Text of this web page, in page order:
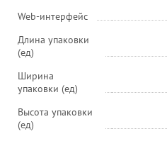
Web-интерфейс
Длина упаковки
(ед)
Ширина
упаковки (ед)
Высота упаковки
(ед)